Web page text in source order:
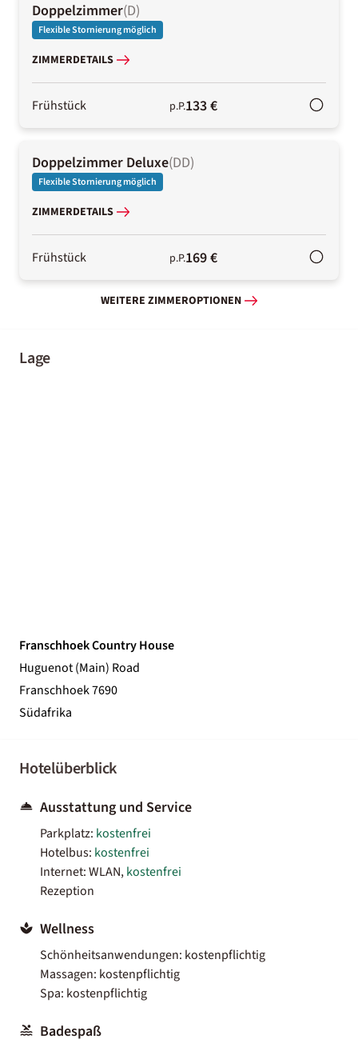
Doppelzimmer(D)
Flexible Stornierung möglich
ZIMMERDETAILS
Frühstück p.P.133 €
Doppelzimmer Deluxe(DD)
Flexible Stornierung möglich
ZIMMERDETAILS
Frühstück p.P.169 €
WEITERE ZIMMEROPTIONEN
Lage
Franschhoek Country House
Huguenot (Main) Road
Franschhoek 7690
Südafrika
Hotelüberblick
Ausstattung und Service
Parkplatz: kostenfrei
Hotelbus: kostenfrei
Internet: WLAN,kostenfrei
Rezeption
Wellness
Schönheitsanwendungen: kostenpflichtig
Massagen: kostenpflichtig
Spa: kostenpflichtig
Badespaß